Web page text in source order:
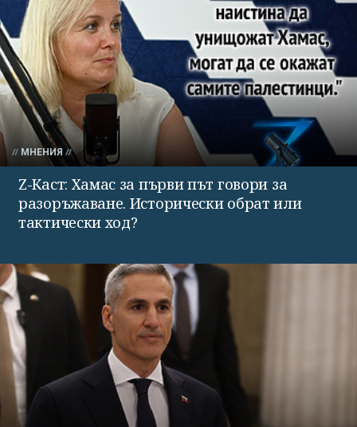
МНЕНИЯ
Z-Каст: Хамас за първи път говори за
разоръжаване. Исторически обрат или
тактически ход?